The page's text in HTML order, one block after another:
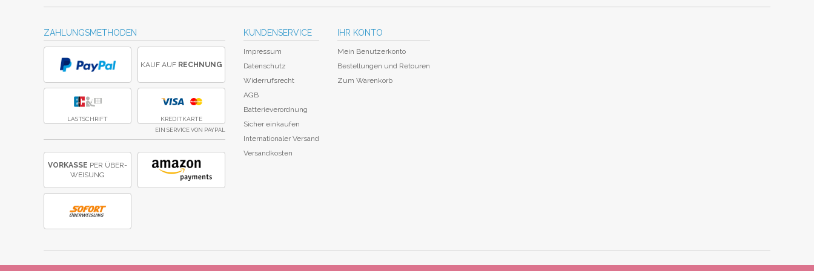
ZAHLUNGSMETHODEN
KAUF AUF RECHNUNG
LASTSCHRIFT KREDITKARTE
EIN SERVICE VON PAYPAL
VORKASSE PER ÜBER­
WEISUNG
KUNDENSERVICE
Impressum
Datenschutz
Widerrufsrecht
AGB
Batterieverordnung
Sicher einkaufen
Internationaler Versand
Versandkosten
IHR KONTO
Mein Benutzerkonto
Bestellungen und Retouren
Zum Warenkorb